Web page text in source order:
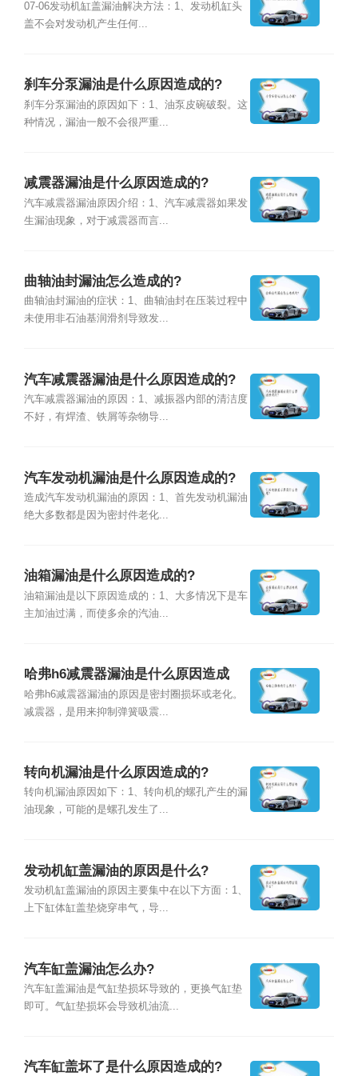
07-06发动机缸盖漏油解决方法：1、发动机缸头
盖不会对发动机产生任何...
刹车分泵漏油是什么原因造成的?
刹车分泵漏油的原因如下：1、油泵皮碗破裂。这
种情况，漏油一般不会很严重...
减震器漏油是什么原因造成的?
汽车减震器漏油原因介绍：1、汽车减震器如果发
生漏油现象，对于减震器而言...
曲轴油封漏油怎么造成的?
曲轴油封漏油的症状：1、曲轴油封在压装过程中
未使用非石油基润滑剂导致发...
汽车减震器漏油是什么原因造成的?
汽车减震器漏油的原因：1、减振器内部的清洁度
不好，有焊渣、铁屑等杂物导...
汽车发动机漏油是什么原因造成的?
造成汽车发动机漏油的原因：1、首先发动机漏油
绝大多数都是因为密封件老化...
油箱漏油是什么原因造成的?
油箱漏油是以下原因造成的：1、大多情况下是车
主加油过满，而使多余的汽油...
哈弗h6减震器漏油是什么原因造成
的?
哈弗h6减震器漏油的原因是密封圈损坏或老化。
减震器，是用来抑制弹簧吸震...
转向机漏油是什么原因造成的?
转向机漏油原因如下：1、转向机的螺孔产生的漏
油现象，可能的是螺孔发生了...
发动机缸盖漏油的原因是什么?
发动机缸盖漏油的原因主要集中在以下方面：1、
上下缸体缸盖垫烧穿串气，导...
汽车缸盖漏油怎么办?
汽车缸盖漏油是气缸垫损坏导致的，更换气缸垫
即可。气缸垫损坏会导致机油流...
汽车缸盖坏了是什么原因造成的?